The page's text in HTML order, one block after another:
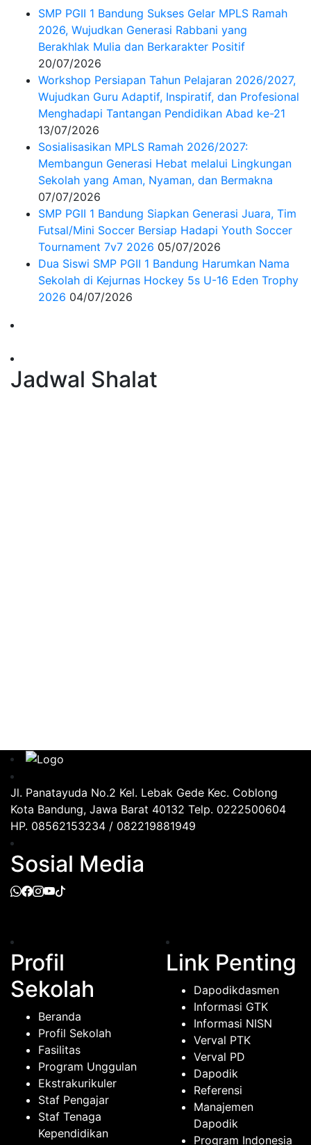
SMP PGII 1 Bandung Sukses Gelar MPLS Ramah
2026, Wujudkan Generasi Rabbani yang
Berakhlak Mulia dan Berkarakter Positif
20/07/2026
Workshop Persiapan Tahun Pelajaran 2026/2027,
Wujudkan Guru Adaptif, Inspiratif, dan Profesional
Menghadapi Tantangan Pendidikan Abad ke-21
13/07/2026
Sosialisasikan MPLS Ramah 2026/2027:
Membangun Generasi Hebat melalui Lingkungan
Sekolah yang Aman, Nyaman, dan Bermakna
07/07/2026
SMP PGII 1 Bandung Siapkan Generasi Juara, Tim
Futsal/Mini Soccer Bersiap Hadapi Youth Soccer
Tournament 7v7 2026 05/07/2026
Dua Siswi SMP PGII 1 Bandung Harumkan Nama
Sekolah di Kejurnas Hockey 5s U-16 Eden Trophy
2026 04/07/2026
Jadwal Shalat
Jl. Panatayuda No.2 Kel. Lebak Gede Kec. Coblong
Kota Bandung, Jawa Barat 40132 Telp. 0222500604
HP. 08562153234 / 082219881949
Sosial Media
Profil
Sekolah
Beranda
Profil Sekolah
Fasilitas
Program Unggulan
Ekstrakurikuler
Staf Pengajar
Staf Tenaga
Kependidikan
Link Penting
Dapodikdasmen
Informasi GTK
Informasi NISN
Verval PTK
Verval PD
Dapodik
Referensi
Manajemen
Dapodik
Program Indonesia